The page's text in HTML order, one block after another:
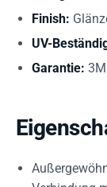
Finish:
UV-
Garantie: